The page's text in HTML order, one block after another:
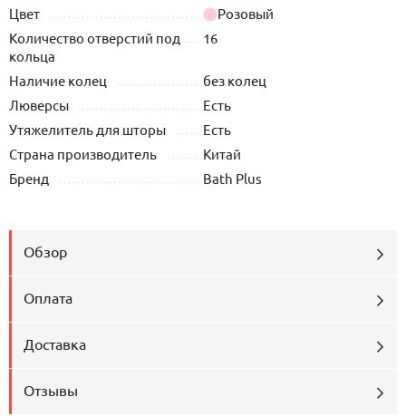
Цвет
Розовый
Количество отверстий под
кольца
16
Наличие колец
без колец
Люверсы
Есть
Утяжелитель для шторы
Есть
Страна производитель
Китай
Бренд
Bath Plus
Обзор
Оплата
Доставка
Отзывы